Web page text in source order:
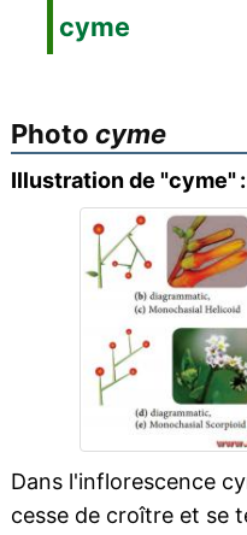
cyme
Photo cyme
Illustration de "cyme" :
Dans l'inflorescence
cesse de croître et se